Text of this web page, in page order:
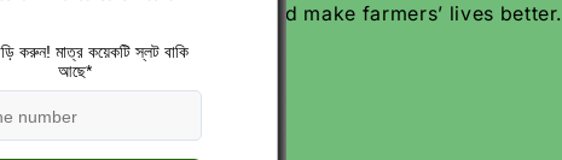
grow Indian agriculture and make farmers’ lives better.